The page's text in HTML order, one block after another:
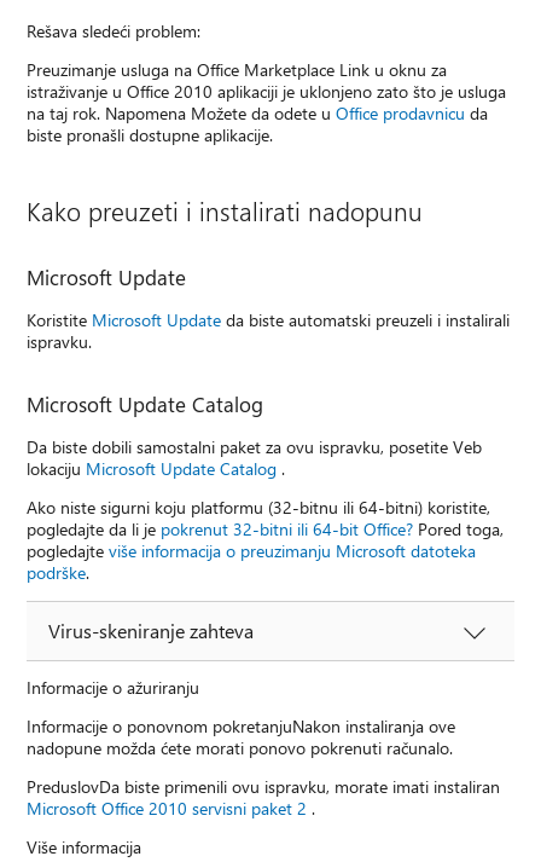
Rešava sledeći problem:
Preuzimanje usluga na Office Marketplace Link u oknu za
istraživanje u Office 2010 aplikaciji je uklonjeno zato što je usluga
na taj rok. Napomena Možete da odete uOffice prodavnicu da
biste pronašli dostupne aplikacije.
Kako preuzeti i instalirati nadopunu
Microsoft Update
Koristite Microsoft Update da biste automatski preuzeli i instalirali
ispravku.
Microsoft Update Catalog
Da biste dobili samostalni paket za ovu ispravku, posetite Veb
lokaciju Microsoft Update Catalog .
Ako niste sigurni koju platformu (32-bitnu ili 64-bitni) koristite,
pogledajte da li je pokrenut 32-bitni ili 64-bit Office? Pored toga,
pogledajteviše informacija o preuzimanju Microsoft datoteka
podrške.
Virus-skeniranje zahteva
Informacije o ažuriranju
Informacije o ponovnom pokretanjuNakon instaliranja ove
nadopune možda ćete morati ponovo pokrenuti računalo.
PreduslovDa biste primenili ovu ispravku, morate imati instaliran
Microsoft Office 2010 servisni paket 2 .
Više informacija